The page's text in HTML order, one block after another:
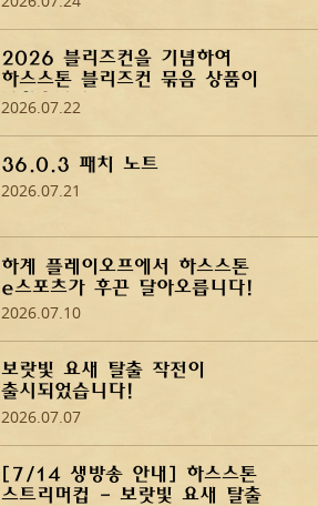
2026 블리즈컨을 기념하여
하스스톤 블리즈컨 묶음 상품이
나왔습니다!
2026.07.22
36.0.3 패치 노트
2026.07.21
하계 플레이오프에서 하스스톤
e스포츠가 후끈 달아오릅니다!
2026.07.10
보랏빛 요새 탈출 작전이
출시되었습니다!
2026.07.07
[7/14 생방송 안내] 하스스톤
스트리머컵 - 보랏빛 요새 탈출